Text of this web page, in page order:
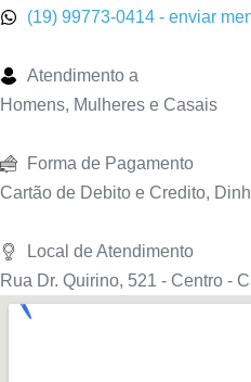
(19) 99773-0414 - enviar
Atendimento a
Homens, Mulheres e Casais
Forma de Pagamento
Cartão de Debito e Credito,
Local de Atendimento
Rua Dr. Quirino, 521 - Centro -